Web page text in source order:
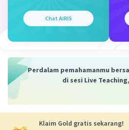
Chat AiRIS
Perdalam pemahamanmu
di sesi Live Teaching,
Klaim Gold gratis sekarang!